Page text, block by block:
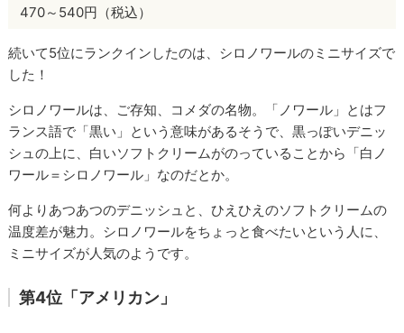
470～540円（税込）
続いて5位にランクインしたのは、シロノワールのミニサイズで
した！
シロノワールは、ご存知、コメダの名物。「ノワール」とはフ
ランス語で「黒い」という意味があるそうで、黒っぽいデニッ
シュの上に、白いソフトクリームがのっていることから「白ノ
ワール＝シロノワール」なのだとか。
何よりあつあつのデニッシュと、ひえひえのソフトクリームの
温度差が魅力。シロノワールをちょっと食べたいという人に、
ミニサイズが人気のようです。
第4位「アメリカン」